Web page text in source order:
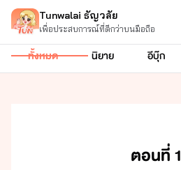
Tunwalai ธัญวลัย
เพื่อประสบการณ์ที่ดีกว่าบนมือถือ
Hetero
ทั้งหมด
นิยาย อีบุ๊ก
ตอนที่ 1